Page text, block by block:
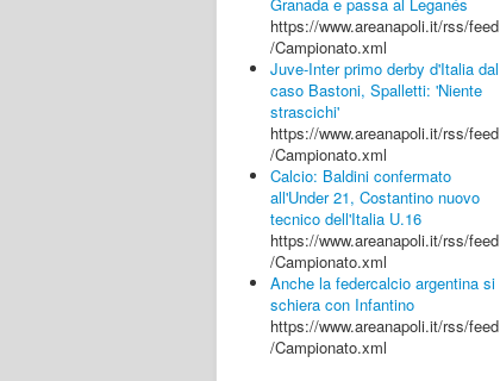
https://www.areanapoli.it/rss/feed
/Campionato.xml
Juve-Inter primo derby d'Italia dal
caso Bastoni, Spalletti: 'Niente
strascichi'
https://www.areanapoli.it/rss/feed
/Campionato.xml
Calcio: Baldini confermato
all'Under 21, Costantino nuovo
tecnico dell'Italia U.16
https://www.areanapoli.it/rss/feed
/Campionato.xml
Anche la federcalcio argentina si
schiera con Infantino
https://www.areanapoli.it/rss/feed
/Campionato.xml